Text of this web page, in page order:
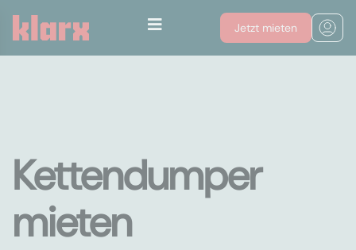
Jetzt mieten
Kettendumper
mieten